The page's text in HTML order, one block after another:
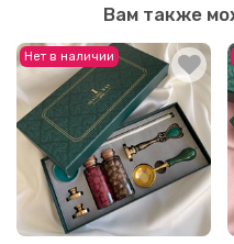
Вам также
Нет в наличии